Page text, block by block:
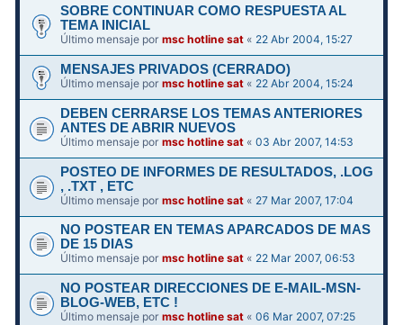
SOBRE CONTINUAR COMO RESPUESTA AL
TEMA INICIAL
Último mensaje pormsc hotline sat « 22 Abr 2004, 15:27
MENSAJES PRIVADOS (CERRADO)
Último mensaje pormsc hotline sat « 22 Abr 2004, 15:24
DEBEN CERRARSE LOS TEMAS ANTERIORES
ANTES DE ABRIR NUEVOS
Último mensaje pormsc hotline sat «03 Abr 2007, 14:53
POSTEO DE INFORMES DE RESULTADOS, .LOG
, .TXT , ETC
Último mensaje pormsc hotline sat « 27 Mar 2007, 17:04
NO POSTEAR EN TEMAS APARCADOS DE MAS
DE 15 DIAS
Último mensaje pormsc hotline sat « 22 Mar 2007, 06:53
NO POSTEAR DIRECCIONES DE E-MAIL-MSN-
BLOG-WEB, ETC !
Último mensaje pormsc hotline sat «06 Mar 2007, 07:25